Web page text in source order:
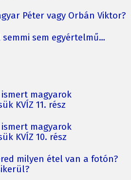
Péter vagy Orbán Viktor?
sem egyértelmű…
magyarok
KVÍZ 11. rész
magyarok
KVÍZ 10. rész
milyen étel van a fotón?